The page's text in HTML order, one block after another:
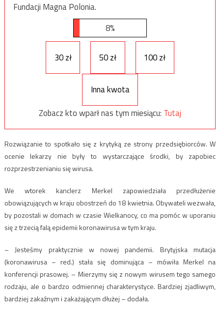
Fundacji Magna Polonia.
8%
30 zł 50 zł 100 zł
Inna kwota
Zobacz kto wparł nas tym miesiącu: Tutaj
Rozwiązanie to spotkało się z krytyką ze strony przedsiębiorców. W
ocenie lekarzy nie były to wystarczające środki, by zapobiec
rozprzestrzenianiu się wirusa.
We wtorek kanclerz Merkel zapowiedziała przedłużenie
obowiązujących w kraju obostrzeń do 18 kwietnia. Obywateli wezwała,
by pozostali w domach w czasie Wielkanocy, co ma pomóc w uporaniu
się z trzecią falą epidemii koronawirusa w tym kraju.
– Jesteśmy praktycznie w nowej pandemii. Brytyjska mutacja
(koronawirusa – red.) stała się dominująca – mówiła Merkel na
konferencji prasowej. – Mierzymy się z nowym wirusem tego samego
rodzaju, ale o bardzo odmiennej charakterystyce. Bardziej zjadliwym,
bardziej zakaźnym i zakażającym dłużej – dodała.